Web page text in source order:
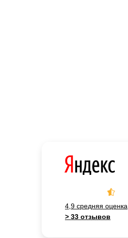
4,9 средняя оценка
> 33 отзывов